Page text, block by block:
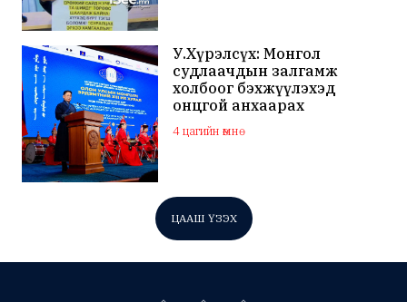
У.Хүрэлсүх: Монгол
судлаачдын залгамж
холбоог бэхжүүлэхэд
онцгой анхаарах
шаардлагатай
4 цагийн өмнө
ЦААШ ҮЗЭХ